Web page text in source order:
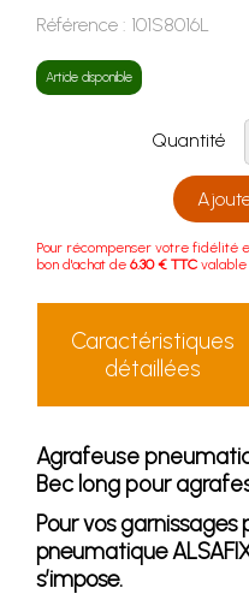
Référence : 101S8016L
Article disponible
Quantité
Pour récompenser votre fidélité
bon d'achat de 6.30 € TTC valable
Caractéristiques
détaillées
Agrafeuse
Bec long pour
Pour vos garnissages
pneumatique
s’impose.